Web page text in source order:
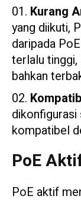
Kurang
yang diikuti,
daripada
terlalu tinggi,
bahkan
kompatibel
PoE
PoE aktif